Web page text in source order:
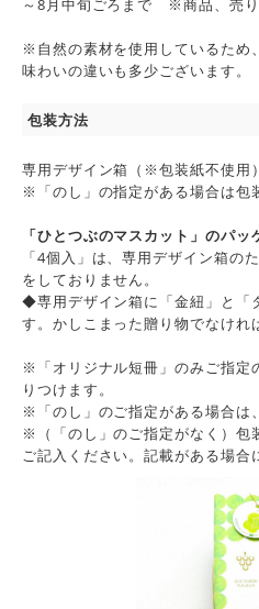
～8月中旬ごろまで ※商品、売り
※自然の素材を使用しているため
味わいの違いも多少ございます。
包装方法
専用デザイン箱（※包装紙不使用）
※「のし」の指定がある場合は包
「ひとつぶのマスカット」のパッ
「4個入」は、専用デザイン箱の
をしておりません。
◆専用デザイン箱に「金紐」と「
す。かしこまった贈り物でなけれ
※「オリジナル短冊」のみご指定
りつけます。
※「のし」のご指定がある場合は
※（「のし」のご指定がなく）包
ご記入ください。記載がある場合